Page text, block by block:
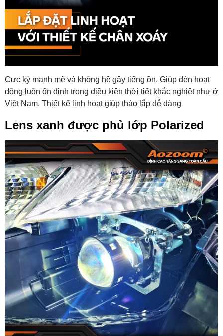
Cực kỳ mạnh mẽ và không hề gây tiếng ồn. Giúp đèn hoạt
động luôn ổn định trong điều kiện thời tiết khắc nghiệt như ở
Việt Nam. Thiết kế linh hoạt giúp tháo lắp dễ dàng
Lens xanh được phủ lớp Polarized